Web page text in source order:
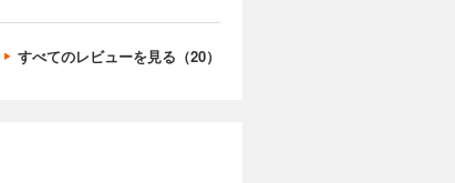
すべてのレビューを見る（20）